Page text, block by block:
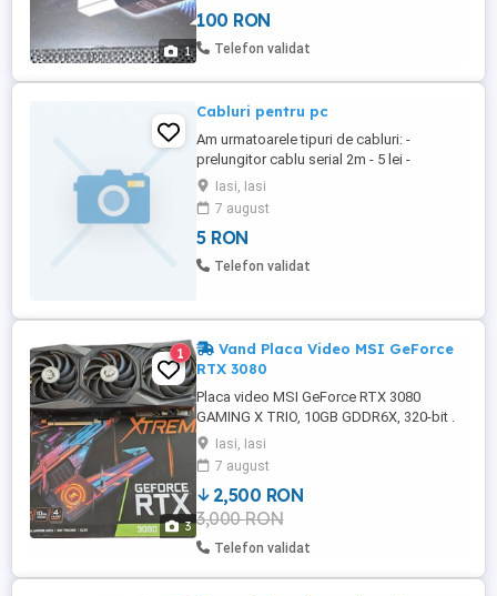
1
100 RON
Telefon validat
Cabluri pentru pc
Am urmatoarele tipuri de cabluri: -
prelungitor cablu serial 2m - 5 lei -
alimentare pc 1.8m - 5 lei -DisplayPort 2m -
10 lei -alimentare ups 1.8m - 5 lei -usb
pentru imprimanta - 5 lei -utp gata mufat
de 3m CAT 6 - 5 lei Toate cablurile sunt
noi.
Iasi, Iasi
7 august
5 RON
Telefon validat
3
1
Vand Placa Video MSI GeForce
RTX 3080
Placa video MSI GeForce RTX 3080
GAMING X TRIO, 10GB GDDR6X, 320-bit .
Necesita sursa cu 3 alimentari de 8 pin .
Iasi, Iasi
7 august
2,500 RON
3,000 RON
Telefon validat